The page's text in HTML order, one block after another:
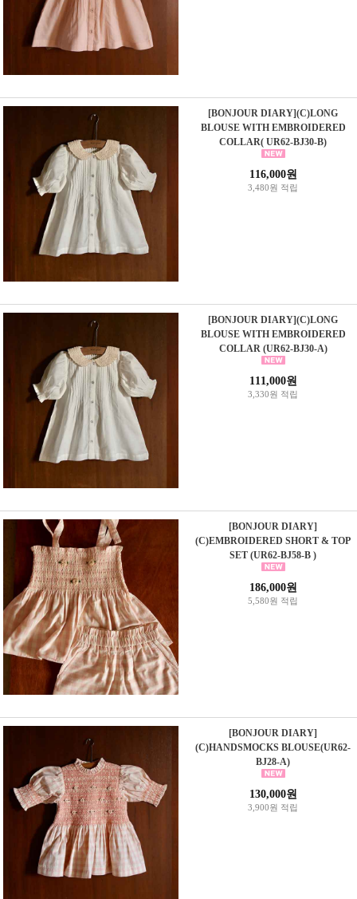
[BONJOUR DIARY](C)LONG
BLOUSE WITH EMBROIDERED
COLLAR( UR62-BJ30-B)
116,000원
3,480원 적립
[BONJOUR DIARY](C)LONG
BLOUSE WITH EMBROIDERED
COLLAR (UR62-BJ30-A)
111,000원
3,330원 적립
[BONJOUR DIARY]
(C)EMBROIDERED SHORT & TOP
SET (UR62-BJ58-B )
186,000원
5,580원 적립
[BONJOUR DIARY]
(C)HANDSMOCKS BLOUSE(UR62-
BJ28-A)
130,000원
3,900원 적립